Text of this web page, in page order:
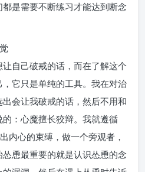
是需要不断练习才能达到断念
自己破戒的话，而在了解这个
它只是单纯的工具。我在对治
会让我破戒的话，然后不用和
：心魔擅长狡辩。我就遵循
内心的束缚，做一个旁观者，
恿最重要的就是认识怂恿的念